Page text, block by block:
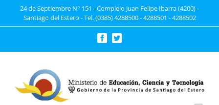
24 de Septiembre N° 151 - Complejo Juan Felipe Ibarra (4200) -
Santiago del Estero - Tel. (0385) 4288500 - 4288501 - 4288502
FacebookTwitter